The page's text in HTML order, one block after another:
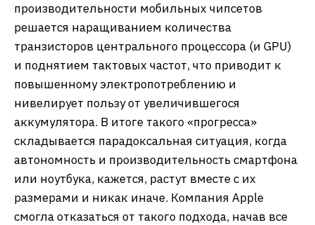
производительности мобильных чипсетов
решается наращиванием количества
транзисторов центрального процессора (и GPU)
и поднятием тактовых частот, что приводит к
повышенному электропотреблению и
нивелирует пользу от увеличившегося
аккумулятора. В итоге такого «прогресса»
складывается парадоксальная ситуация, когда
автономность и производительность смартфона
или ноутбука, кажется, растут вместе с их
размерами и никак иначе. Компания Apple
смогла отказаться от такого подхода, начав все